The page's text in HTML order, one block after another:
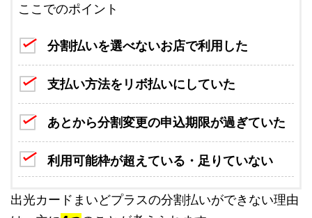
ここでのポイント
分割払いを選べないお店で利用した
支払い方法をリボ払いにしていた
あとから分割変更の申込期限が過ぎていた
利用可能枠が超えている・足りていない
出光カードまいどプラスの分割払いができない理由